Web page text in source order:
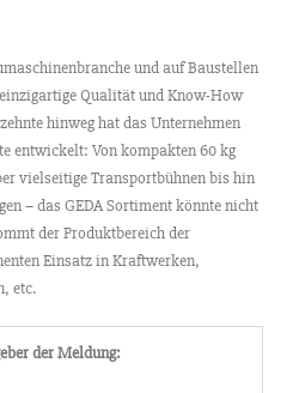
und auf Baustellen
Qualität und Know-How
hinweg hat das Unternehmen
entwickelt: Von kompakten 60 kg
vielseitige Transportbühnen bis hin
– das GEDA Sortiment könnte nicht
der Produktbereich der
Einsatz in Kraftwerken,
etc.
der Meldung: